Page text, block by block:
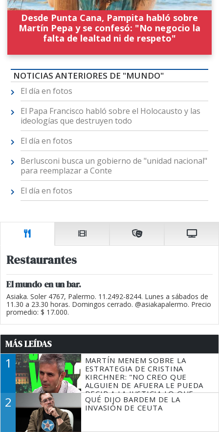
Desde Punta Cana, Pampita habló sobre
Martín Pepa y se confesó: "No negocio la
falta de lealtad ni de respeto"
NOTICIAS ANTERIORES DE "MUNDO"
El día en fotos
El Papa Francisco habló sobre el Holocausto y las
ideologías que destruyen todo
El día en fotos
Berlusconi busca un gobierno de "unidad nacional"
para reemplazar a Conte
El día en fotos
Restaurantes
El mundo en un bar.
Asiaka. Soler 4767, Palermo. 11.2492-8244. Lunes a sábados de
11.30 a 23.30 horas. Domingos cerrado. @asiakapalermo. Precio
promedio: $ 17.000.
MÁS LEÍDAS
1
MARTÍN MENEM SOBRE LA
ESTRATEGIA DE CRISTINA
KIRCHNER: "NO CREO QUE
ALGUIEN DE AFUERA LE PUEDA
DECIR A LA JUSTICIA LO QUE
TIENE QUE HACER"
2
QUÉ DIJO BARDEM DE LA
INVASIÓN DE CEUTA